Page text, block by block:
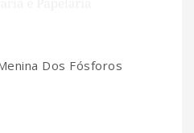
Dos Fósforos